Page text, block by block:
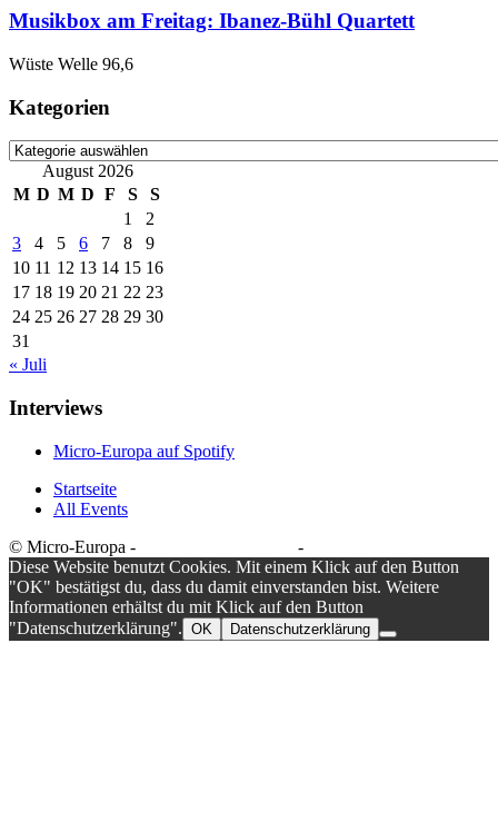
Musikbox am Freitag: Ibanez-Bühl Quartett
Wüste Welle 96,6
Kategorien
Kategorien
August 2026
M D M D F S
S
1
2
3
4 5 6 7 8
9
10 11 12 13 14 15 16
17 18 19 20 21 22 23
24 25 26 27 28 29 30
31
« Juli
Interviews
Micro-Europa auf Spotify
Startseite
All Events
© Micro-Europa -
-
Diese Website benutzt Cookies. Mit einem Klick auf den Button
"OK" bestätigst du, dass du damit einverstanden bist. Weitere
Informationen erhältst du mit Klick auf den Button
"Datenschutzerklärung". OK Datenschutzerklärung